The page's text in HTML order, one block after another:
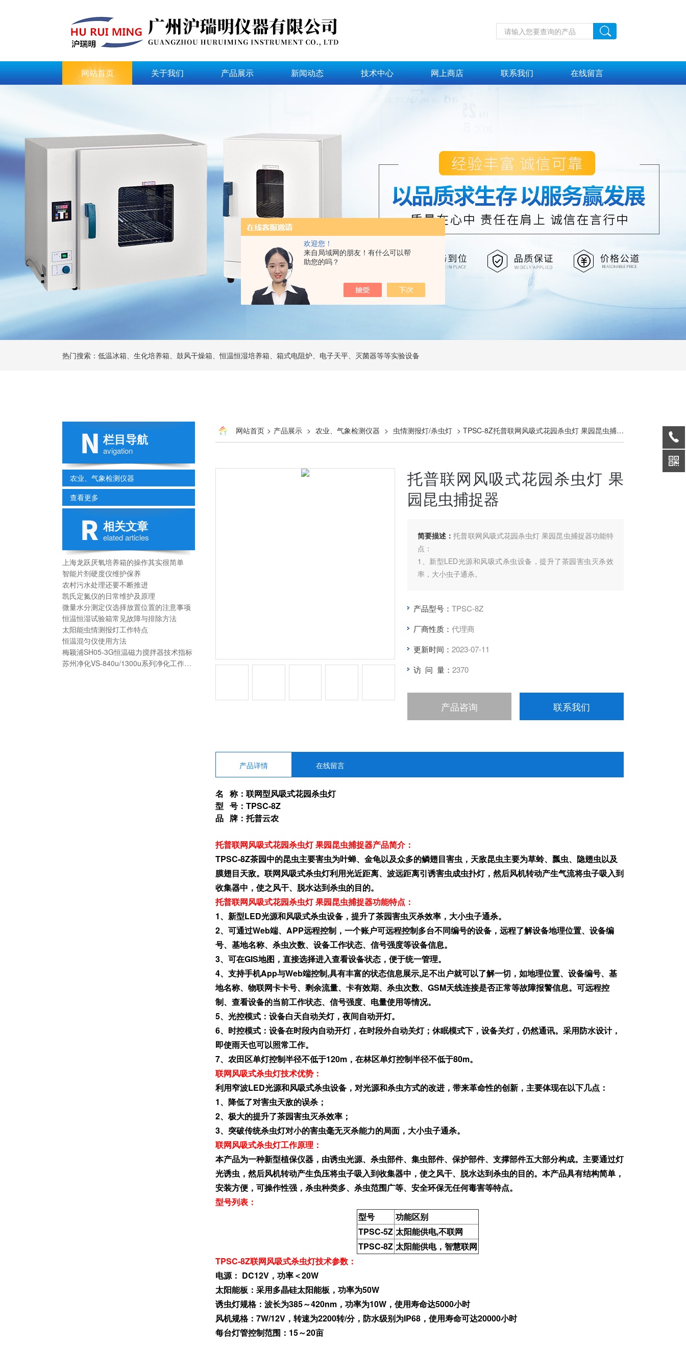
欢迎您！
来自局域网的朋友！有什么可以帮
助您的吗？
网站首页 关于我们 产品展示 新闻动态 技术中心 网上商店 联系我们 在线留言
热门搜索：低温冰箱、生化培养箱、鼓风干燥箱、恒温恒湿培养箱、箱式电阻炉、电子天平、灭菌器等等实验设备
栏目导航
avigation
农业、气象检测仪器
查看更多
相关文章
elated articles
上海龙跃厌氧培养箱的操作其实很简单
智能片剂硬度仪维护保养
农村污水处理还要不断推进
凯氏定氮仪的日常维护及原理
微量水分测定仪选择放置位置的注意事项
恒温恒湿试验箱常见故障与排除方法
太阳能虫情测报灯工作特点
恒温混匀仪使用方法
梅颖浦SH05-3G恒温磁力搅拌器技术指标
苏州净化VS-840u/1300u系列净化工作台使用说明书
网站首页 > 产品展示 > 农业、气象检测仪器 > 虫情测报灯/杀虫灯 > TPSC-8Z托普联网风吸式花园杀虫灯 果园昆虫捕捉器
托普联网风吸式花园杀虫灯 果
园昆虫捕捉器
简要描述：托普联网风吸式花园杀虫灯 果园昆虫捕捉器功能特
点：
1、新型LED光源和风吸式杀虫设备，提升了茶园害虫灭杀效
率，大小虫子通杀。
称、杀虫次数、设备工作状态、信号强度等设备信息。
3、可在GIS地图，直接选择进入查看设备状态，便于统一管
产品型号： TPSC-8Z
厂商性质： 代理商
更新时间： 2023-07-11
访 问 量： 2370
产品咨询 联系我们
产品详情 在线留言
名 称：联网型风吸式花园杀虫灯
型 号：TPSC-8Z
品 牌：托普云农
托普联网风吸式花园杀虫灯 果园昆虫捕捉器产品简介：
TPSC-8Z茶园中的昆虫主要害虫为叶蝉、金龟以及众多的鳞翅目害虫，天敌昆虫主要为草蛉、瓢虫、隐翅虫以及
膜翅目天敌。联网风吸式杀虫灯利用光近距离、波远距离引诱害虫成虫扑灯，然后风机转动产生气流将虫子吸入到
收集器中，使之风干、脱水达到杀虫的目的。
托普联网风吸式花园杀虫灯 果园昆虫捕捉器功能特点：
1、新型LED光源和风吸式杀虫设备，提升了茶园害虫灭杀效率，大小虫子通杀。
2、可通过Web端、APP远程控制，一个账户可远程控制多台不同编号的设备，远程了解设备地理位置、设备编
号、基地名称、杀虫次数、设备工作状态、信号强度等设备信息。
3、可在GIS地图，直接选择进入查看设备状态，便于统一管理。
4、支持手机App与Web端控制,具有丰富的状态信息展示,足不出户就可以了解一切，如地理位置、设备编号、基
地名称、物联网卡卡号、剩余流量、卡有效期、杀虫次数、GSM天线连接是否正常等故障报警信息。可远程控
制、查看设备的当前工作状态、信号强度、电量使用等情况。
5、光控模式：设备白天自动关灯，夜间自动开灯。
6、时控模式：设备在时段内自动开灯，在时段外自动关灯；休眠模式下，设备关灯，仍然通讯。采用防水设计，
即使雨天也可以照常工作。
7、农田区单灯控制半径不低于120m，在林区单灯控制半径不低于80m。
联网风吸式杀虫灯技术优势：
利用窄波LED光源和风吸式杀虫设备，对光源和杀虫方式的改进，带来革命性的创新，主要体现在以下几点：
1、降低了对害虫天敌的误杀；
2、极大的提升了茶园害虫灭杀效率；
3、突破传统杀虫灯对小的害虫毫无灭杀能力的局面，大小虫子通杀。
联网风吸式杀虫灯工作原理：
本产品为一种新型植保仪器，由诱虫光源、杀虫部件、集虫部件、保护部件、支撑部件五大部分构成。主要通过灯
光诱虫，然后风机转动产生负压将虫子吸入到收集器中，使之风干、脱水达到杀虫的目的。本产品具有结构简单，
安装方便，可操作性强，杀虫种类多、杀虫范围广等、安全环保无任何毒害等特点。
型号列表：
型号
功能区别
TPSC-5Z 太阳能供电,不联网
TPSC-8Z 太阳能供电，智慧联网
TPSC-8Z联网风吸式杀虫灯技术参数：
电源： DC12V，功率＜20W
太阳能板：采用多晶硅太阳能板，功率为50W
诱虫灯规格：波长为385～420nm，功率为10W，使用寿命达5000小时
风机规格：7W/12V，转速为2200转/分，防水级别为IP68，使用寿命可达20000小时
每台灯管控制范围：15～20亩